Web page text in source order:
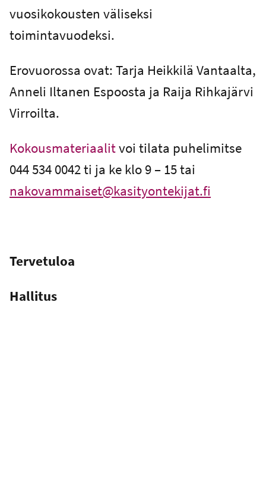
vuosikokousten väliseksi
toimintavuodeksi.
Erovuorossa ovat: Tarja Heikkilä Vantaalta,
Anneli Iltanen Espoosta ja Raija Rihkajärvi
Virroilta.
Kokousmateriaalitvoi tilata puhelimitse
044 534 0042 ti ja ke klo 9 – 15 tai
nakovammaiset@kasityontekijat.fi
Tervetuloa
Hallitus